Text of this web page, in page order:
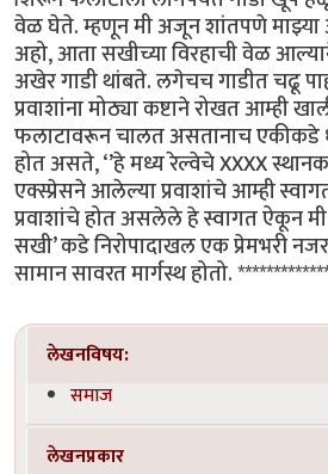
वेळ घेते. म्हणून मी अजून शांतपणे
अहो, आता सखीच्या विरहाची वेळ
अखेर गाडी थांबते. लगेचच गाडीत चढू
प्रवाशांना मोठ्या कष्टाने रोखत आम्ही
फलाटावरून चालत असतानाच एकीकडे
होत असते, ‘’हे मध्य रेल्वेचे XXXX
एक्स्प्रेसने आलेल्या प्रवाशांचे आम्ही
प्रवाशांचे होत असलेले हे स्वागत ऐकून मी
सखी’ कडे निरोपादाखल एक प्रेमभरी
सामान सावरत मार्गस्थ होतो.
लेखनविषय:
समाज
लेखनप्रकार